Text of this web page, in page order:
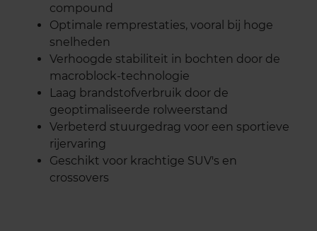
compound
Optimale remprestaties, vooral bij hoge
snelheden
Verhoogde stabiliteit in bochten door de
macroblock-technologie
Laag brandstofverbruik door de
geoptimaliseerde rolweerstand
Verbeterd stuurgedrag voor een sportieve
rijervaring
Geschikt voor krachtige SUV's en
crossovers